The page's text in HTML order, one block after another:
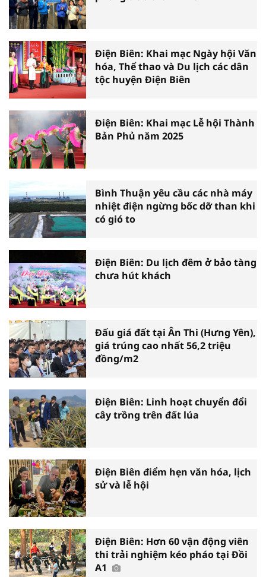
Điện Biên: Khai mạc Ngày hội Văn
hóa, Thể thao và Du lịch các dân
tộc huyện Điện Biên
Điện Biên: Khai mạc Lễ hội Thành
Bản Phủ năm 2025
Bình Thuận yêu cầu các nhà máy
nhiệt điện ngừng bốc dỡ than khi
có gió to
Điện Biên: Du lịch đêm ở bảo tàng
chưa hút khách
Đấu giá đất tại Ân Thi (Hưng Yên),
giá trúng cao nhất 56,2 triệu
đồng/m2
Điện Biên: Linh hoạt chuyển đổi
cây trồng trên đất lúa
Điện Biên điểm hẹn văn hóa, lịch
sử và lễ hội
Điện Biên: Hơn 60 vận động viên
thi trải nghiệm kéo pháo tại Đồi
A1